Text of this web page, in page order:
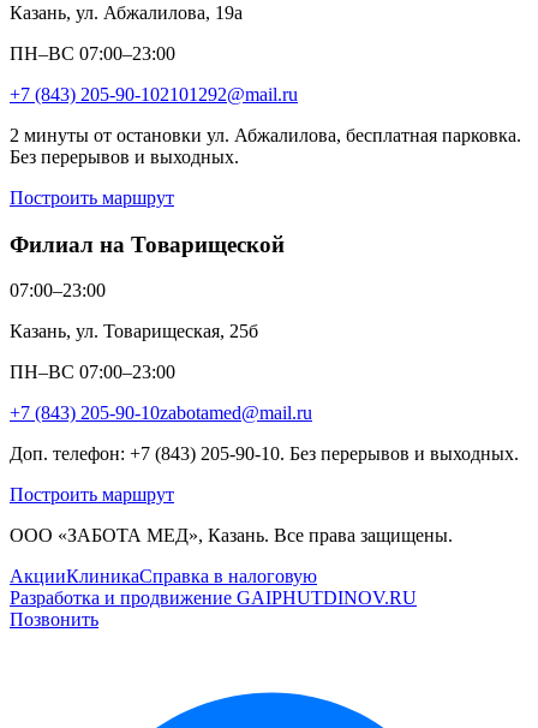
Казань, ул. Абжалилова, 19а
ПН–ВС 07:00–23:00
+7 (843) 205-90-102101292@mail.ru
2 минуты от остановки ул. Абжалилова, бесплатная парковка.
Без перерывов и выходных.
Построить маршрут
Филиал на Товарищеской
07:00–23:00
Казань, ул. Товарищеская, 25б
ПН–ВС 07:00–23:00
+7 (843) 205-90-10zabotamed@mail.ru
Доп. телефон: +7 (843) 205-90-10. Без перерывов и выходных.
Построить маршрут
ООО «ЗАБОТА МЕД», Казань. Все права защищены.
АкцииКлиникаСправка в налоговую
Разработка и продвижение GAIPHUTDINOV.RU
Позвонить